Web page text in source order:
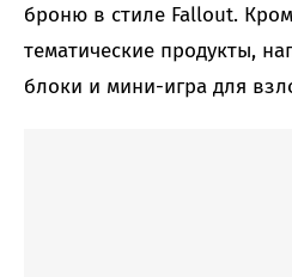
броню в стиле Fallout.
тематические продукты,
блоки и мини-игра для